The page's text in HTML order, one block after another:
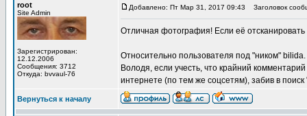
root
Site Admin
Зарегистрирован:
12.12.2006
Сообщения: 3712
Откуда: bvvaul-76
Добавлено: Пт Мар 31, 2017 09:43 Заголовок
Отличная фотография! Если её
Относительно пользователя под "ником" bilida.
Володя, если учесть, что крайний
интернете (по тем же соцсетям), забив в
Вернуться к началу